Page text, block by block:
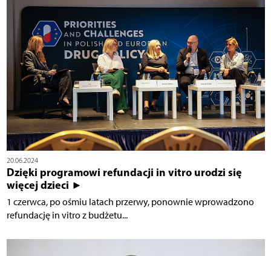
20.06.2024
Dzięki programowi refundacji in vitro urodzi się
więcej dzieci ►
1 czerwca, po ośmiu latach przerwy, ponownie wprowadzono
refundację in vitro z budżetu...